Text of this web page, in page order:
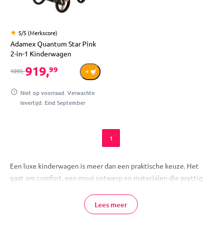
5/5 (Merkscore)
Adamex Quantum Star Pink
2-in-1 Kinderwagen
1099,-919,99
Niet op voorraad. Verwachte
levertijd: Eind September
1
Een luxe kinderwagen is meer dan een praktische keuze. Het
gaat om comfort, een mooi ontwerp en materialen die prettig
uitziet en past bij jouw manier van leven. Op deze pagina vind je
onze meest luxe kinderwagens en lees je wat ze bijzonder
Lees meer